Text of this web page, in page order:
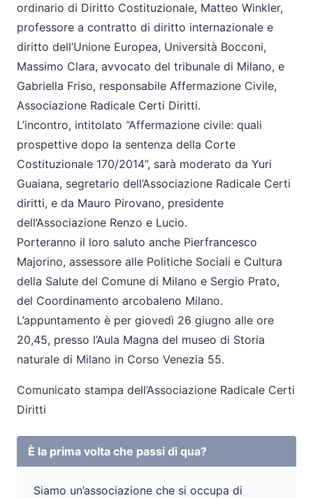
ordinario di Diritto Costituzionale, Matteo Winkler,
professore a contratto di diritto internazionale e
diritto dell’Unione Europea, Università Bocconi,
Massimo Clara, avvocato del tribunale di Milano, e
Gabriella Friso, responsabile Affermazione Civile,
Associazione Radicale Certi Diritti.
L’incontro, intitolato “Affermazione civile: quali
prospettive dopo la sentenza della Corte
Costituzionale 170/2014”, sarà moderato da Yuri
Guaiana, segretario dell’Associazione Radicale Certi
diritti, e da Mauro Pirovano, presidente
dell’Associazione Renzo e Lucio.
Porteranno il loro saluto anche Pierfrancesco
Majorino, assessore alle Politiche Sociali e Cultura
della Salute del Comune di Milano e Sergio Prato,
del Coordinamento arcobaleno Milano.
L’appuntamento è per giovedì 26 giugno alle ore
20,45, presso l’Aula Magna del museo di Storia
naturale di Milano in Corso Venezia 55.
Comunicato stampa dell’Associazione Radicale Certi
Diritti
È la prima volta che passi di qua?
Siamo un’associazione che si occupa di